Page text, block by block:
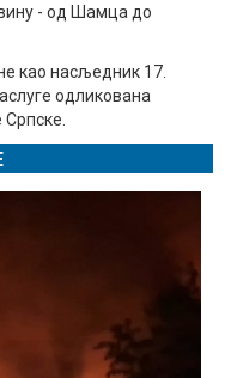
- од Шамца до
као насљедник 17.
одликована